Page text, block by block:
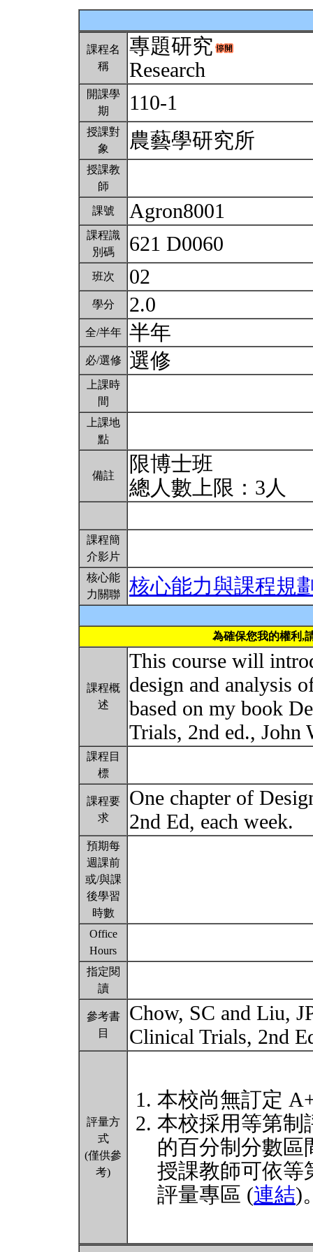
課程名
稱
專題研究
Research
開課學
期
110-1
授課對
象
農藝學研究所
授課教
師
課號 Agron8001
課程識
別碼
621 D0060
班次 02
學分 2.0
全/半年 半年
必/選修 選修
上課時
間
上課地
點
備註
限博士班
總人數上限：3人
課程簡
介影片
核心能
力關聯
核心能力與課程規
為確保您我的權利,
課程概
述
This course will
design and analysis
based on my book
Trials, 2nd ed., John
課程目
標
課程要
求
One chapter of
2nd Ed, each week.
預期每
週課前
或/與課
後學習
時數
Office
Hours
指定閱
讀
參考書
目
Chow, SC and Liu,
Clinical Trials, 2nd
評量方
式
(僅供參
考)
本校尚無訂定
本校採用等第制
的百分制分數區
授課教師可依等
評量專區 (連結)